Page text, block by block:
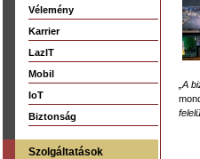
Vélemény
Karrier
LazIT
Mobil
IoT
Biztonság
Szolgáltatások
„A